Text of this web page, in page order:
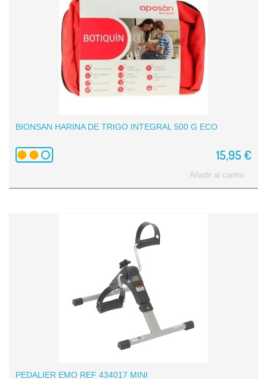
BIONSAN HARINA DE TRIGO INTEGRAL 500 G ECO
15,95 €
Añadir al carrito
PEDALIER EMO REF 434017 MINI